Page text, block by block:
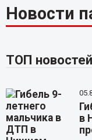
Новости
ТОП новостей
в